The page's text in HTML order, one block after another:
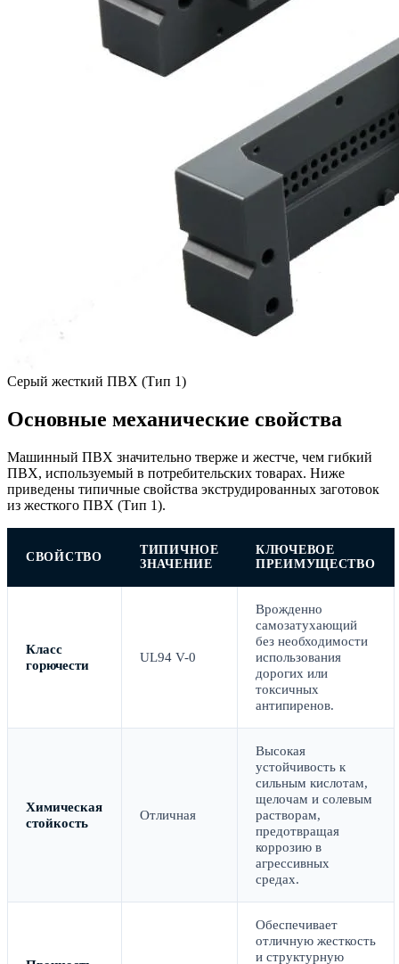
Серый жесткий ПВХ (Тип 1)
Основные механические свойства
Машинный ПВХ значительно тверже и жестче, чем гибкий
ПВХ, используемый в потребительских товарах. Ниже
приведены типичные свойства экструдированных заготовок
из жесткого ПВХ (Тип 1).
СВОЙСТВО
ТИПИЧНОЕ
ЗНАЧЕНИЕ
КЛЮЧЕВОЕ
ПРЕИМУЩЕСТВО
Класс
горючести
UL94 V-0
Врожденно
самозатухающий
без необходимости
использования
дорогих или
токсичных
антипиренов.
Химическая
стойкость
Отличная
Высокая
устойчивость к
сильным кислотам,
щелочам и солевым
растворам,
предотвращая
коррозию в
агрессивных
средах.
Обеспечивает
отличную жесткость
и структурную